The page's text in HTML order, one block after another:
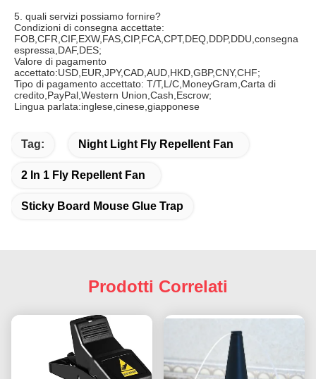
5. quali servizi possiamo fornire?
Condizioni di consegna accettate:
FOB,CFR,CIF,EXW,FAS,CIP,FCA,CPT,DEQ,DDP,DDU,consegna
espressa,DAF,DES;
Valore di pagamento
accettato:USD,EUR,JPY,CAD,AUD,HKD,GBP,CNY,CHF;
Tipo di pagamento accettato: T/T,L/C,MoneyGram,Carta di
credito,PayPal,Western Union,Cash,Escrow;
Lingua parlata:inglese,cinese,giapponese
Tag: Night Light Fly Repellent Fan
2 In 1 Fly Repellent Fan
Sticky Board Mouse Glue Trap
Prodotti Correlati